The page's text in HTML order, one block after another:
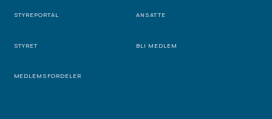
STYREPORTAL ANSATTE
STYRET BLI MEDLEM
MEDLEMSFORDELER